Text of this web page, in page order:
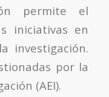
permite el
iniciativas en
investigación.
por la
(AEI).